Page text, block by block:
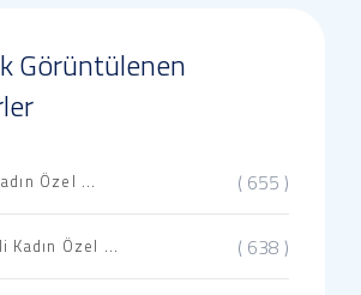
Görüntülenen
Özel ... ( 655 )
Kadın Özel ... ( 638 )